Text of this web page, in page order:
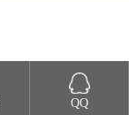
QQ